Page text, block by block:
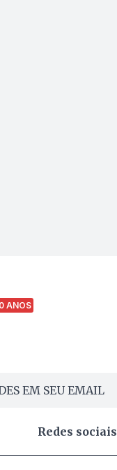
ANOS
EM SEU EMAIL
Redes sociais